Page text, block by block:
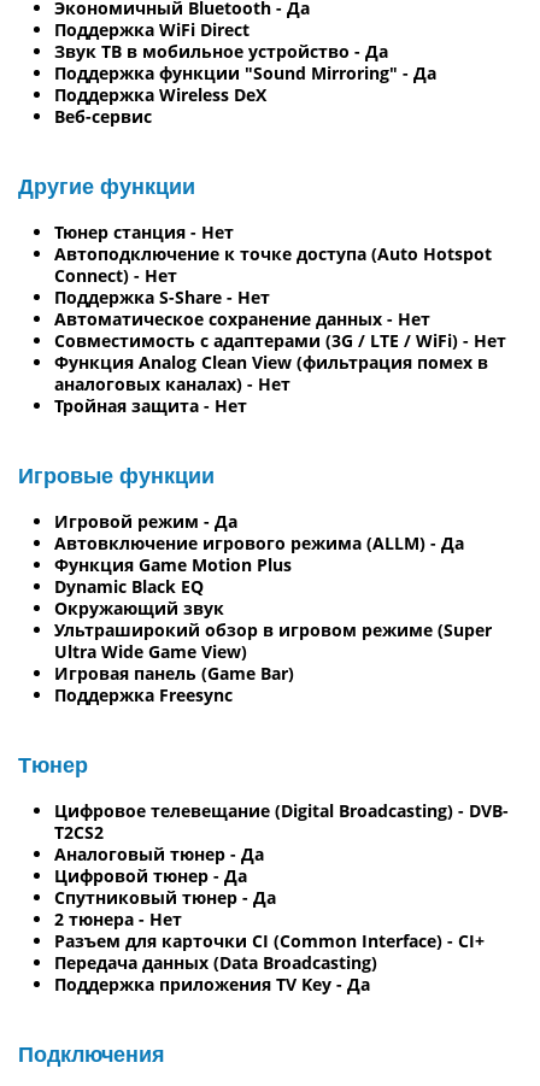
Экономичный Bluetooth - Да
Поддержка WiFi Direct
Звук ТВ в мобильное устройство - Да
Поддержка функции "Sound Mirroring" - Да
Поддержка Wireless DeX
Веб-сервис
Другие функции
Тюнер станция - Нет
Автоподключение к точке доступа (Auto Hotspot
Connect) - Нет
Поддержка S-Share - Нет
Автоматическое сохранение данных - Нет
Совместимость с адаптерами (3G / LTE / WiFi) - Нет
Функция Analog Clean View (фильтрация помех в
аналоговых каналах) - Нет
Тройная защита - Нет
Игровые функции
Игровой режим - Да
Автовключение игрового режима (ALLM) - Да
Функция Game Motion Plus
Dynamic Black EQ
Окружающий звук
Ультраширокий обзор в игровом режиме (Super
Ultra Wide Game View)
Игровая панель (Game Bar)
Поддержка Freesync
Тюнер
Цифровое телевещание (Digital Broadcasting) - DVB-
T2CS2
Аналоговый тюнер - Да
Цифровой тюнер - Да
Спутниковый тюнер - Да
2 тюнера - Нет
Разъем для карточки CI (Common Interface) - CI+
Передача данных (Data Broadcasting)
Поддержка приложения TV Key - Да
Подключения